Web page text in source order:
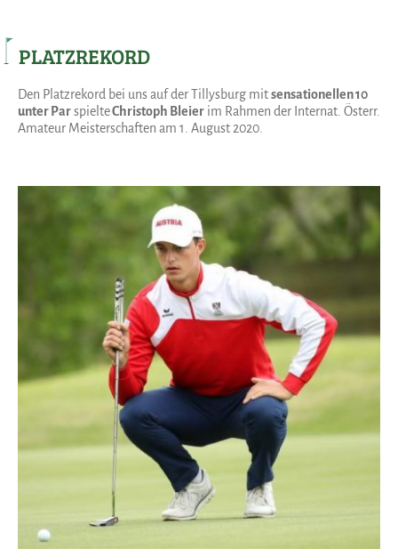
PLATZREKORD
Den Platzrekord bei uns auf der Tillysburg mitsensationellen 10
unter ParspielteChristoph Bleier im Rahmen der Internat. Österr.
Amateur Meisterschaften am 1. August 2020.